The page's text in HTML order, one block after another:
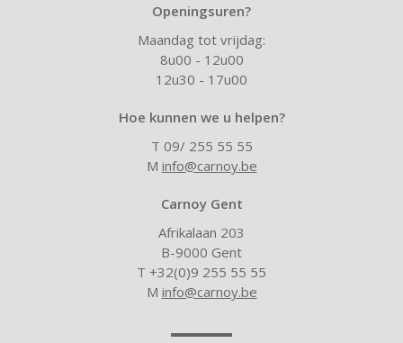
Openingsuren?
Maandag tot vrijdag:
8u00 - 12u00
12u30 - 17u00
Hoe kunnen we u helpen?
T 09/ 255 55 55
M info@carnoy.be
Carnoy Gent
Afrikalaan 203
B-9000 Gent
T +32(0)9 255 55 55
M info@carnoy.be